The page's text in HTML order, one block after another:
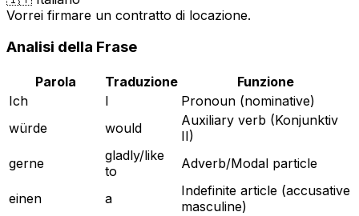
Vorrei firmare un contratto di locazione.
Analisi della Frase
Parola Traduzione
Funzione
Ich
I
Pronoun (nominative)
würde
would
Auxiliary verb (Konjunktiv
II)
gerne
gladly/like
to
Adverb/Modal particle
einen a
Indefinite article (accusative
masculine)